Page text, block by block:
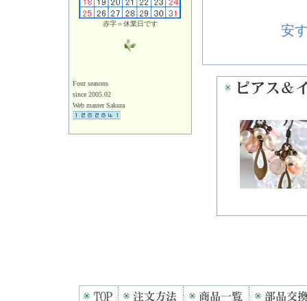
赤字＝休業日です
Four seasons
since 2005.02
Web master Sakura
安